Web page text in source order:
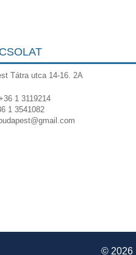
Tátra utca 14-16. 2A
1 3119214
1 3541082
© 2026